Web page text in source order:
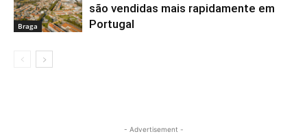
Braga
são vendidas mais rapidamente em
Portugal
- Advertisement -